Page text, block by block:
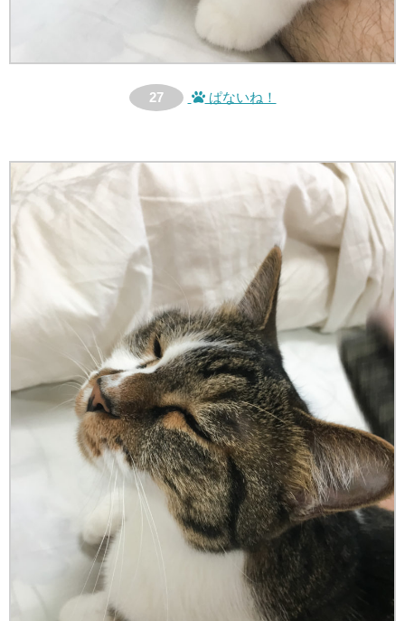
27 ぱないね！